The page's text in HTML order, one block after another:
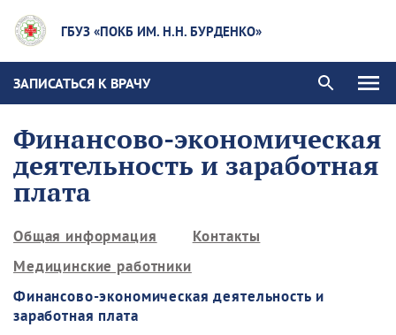
ГБУЗ «ПОКБ ИМ. Н.Н. БУРДЕНКО»
ЗАПИСАТЬСЯ К ВРАЧУ
Финансово-экономическая
деятельность и заработная
плата
Общая информация
Контакты
Медицинские работники
Финансово-экономическая деятельность и
заработная плата